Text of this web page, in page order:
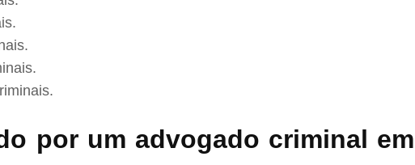
por um advogado criminal em